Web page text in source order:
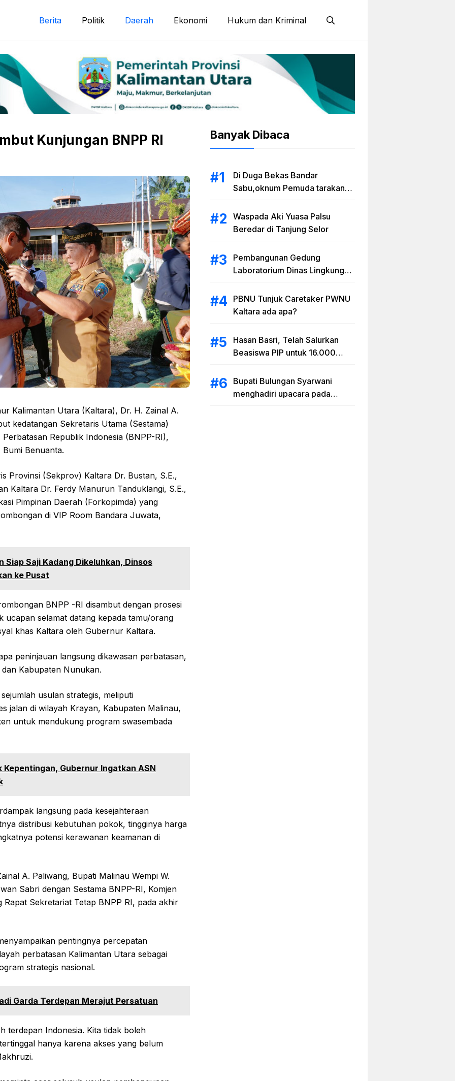
Berita Politik Daerah Ekonomi Hukum dan Kriminal
Kunjungan BNPP RI
Kalimantan Utara (Kaltara), Dr. H. Zainal A.
kedatangan Sekretaris Utama (Sestama)
Republik Indonesia (BNPP-RI),
Benuanta.
Provinsi (Sekprov) Kaltara Dr. Bustan, S.E.,
Kaltara Dr. Ferdy Manurun Tanduklangi, S.E.,
Pimpinan Daerah (Forkopimda) yang
di VIP Room Bandara Juwata,
Siap Saji Kadang Dikeluhkan, Dinsos
ke Pusat
BNPP -RI disambut dengan prosesi
ucapan selamat datang kepada tamu/orang
khas Kaltara oleh Gubernur Kaltara.
peninjauan langsung dikawasan perbatasan,
Kabupaten Nunukan.
usulan strategis, meliputi
jalan di wilayah Krayan, Kabupaten Malinau,
untuk mendukung program swasembada
Kepentingan, Gubernur Ingatkan ASN
langsung pada kesejahteraan
distribusi kebutuhan pokok, tingginya harga
potensi kerawanan keamanan di
A. Paliwang, Bupati Malinau Wempi W.
Sabri dengan Sestama BNPP-RI, Komjen
Sekretariat Tetap BNPP RI, pada akhir
pentingnya percepatan
perbatasan Kalimantan Utara sebagai
strategis nasional.
Garda Terdepan Merajut Persatuan
terdepan Indonesia. Kita tidak boleh
hanya karena akses yang belum
Banyak Dibaca
Di Duga Bekas Bandar
Sabu,oknum Pemuda tarakan
Waspada Aki Yuasa Palsu
Beredar di Tanjung Selor
Pembangunan Gedung
Laboratorium Dinas Lingkungan
sesuai RAB
PBNU Tunjuk Caretaker PWNU
Kaltara ada apa?
Hasan Basri, Telah Salurkan
Beasiswa PIP untuk 16.000
Bupati Bulungan Syarwani
menghadiri upacara pada